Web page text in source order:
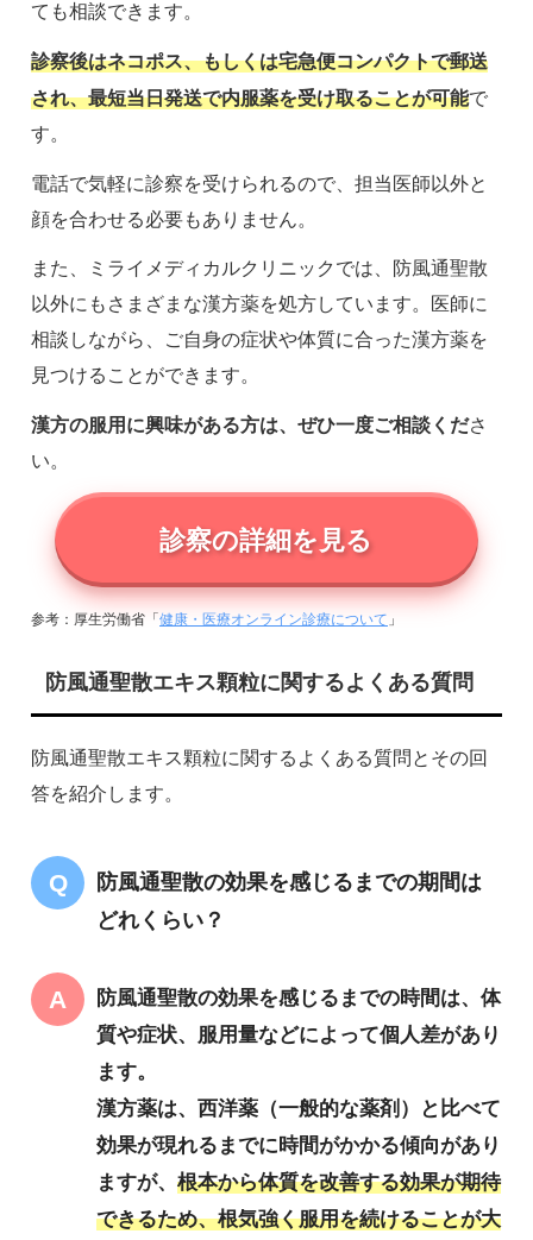
ても相談できます。
診察後はネコポス、もしくは宅急便コンパクトで郵送
され、最短当日発送で内服薬を受け取ることが可能で
す。
電話で気軽に診察を受けられるので、担当医師以外と
顔を合わせる必要もありません。
また、ミライメディカルクリニックでは、防風通聖散
以外にもさまざまな漢方薬を処方しています。医師に
相談しながら、ご自身の症状や体質に合った漢方薬を
見つけることができます。
漢方の服用に興味がある方は、ぜひ一度ご相談くださ
い。
診察の詳細を見る
参考：厚生労働省「健康・医療オンライン診療について 」
防風通聖散エキス顆粒に関するよくある質問
防風通聖散エキス顆粒に関するよくある質問とその回
答を紹介します。
防風通聖散の効果を感じるまでの期間は
どれくらい？
防風通聖散の効果を感じるまでの時間は、体
質や症状、服用量などによって個人差があり
ます。
漢方薬は、西洋薬（一般的な薬剤）と比べて
効果が現れるまでに時間がかかる傾向があり
ますが、 根本から体質を改善する効果が期待
できるため、根気強く服用を続けることが大